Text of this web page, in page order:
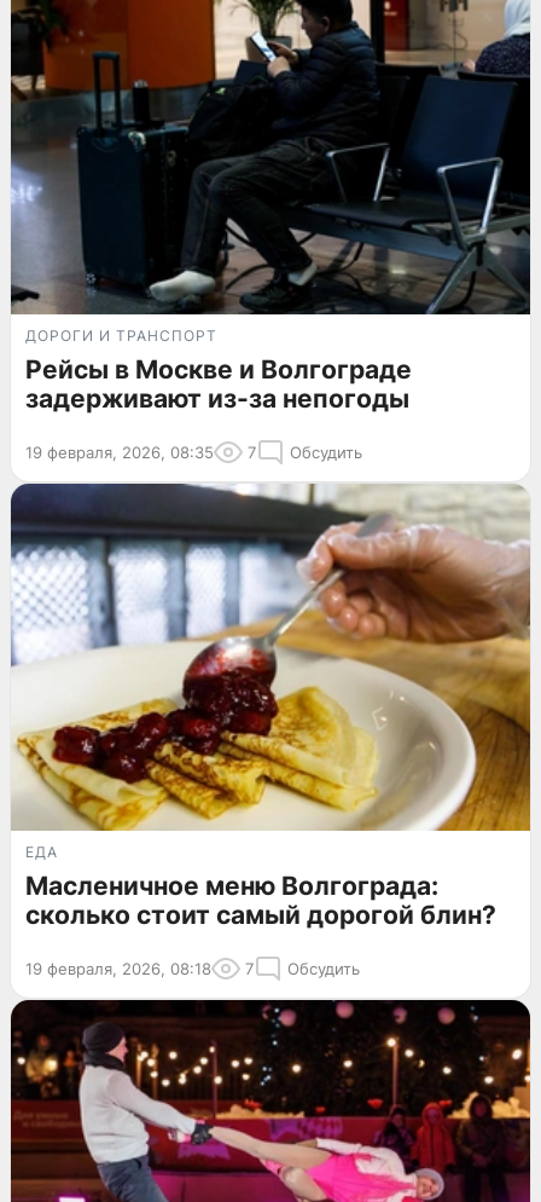
ДОРОГИ И ТРАНСПОРТ
Рейсы в Москве и Волгограде
задерживают из-за непогоды
19 февраля, 2026, 08:35 7 Обсудить
ЕДА
Масленичное меню Волгограда:
сколько стоит самый дорогой блин?
19 февраля, 2026, 08:18 7 Обсудить